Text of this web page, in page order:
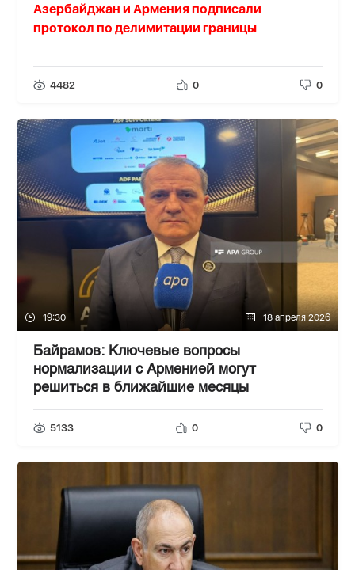
Азербайджан и Армения подписали
протокол по делимитации границы
4482 0 0
19:30 18 апреля 2026
Байрамов: Ключевые вопросы
нормализации с Арменией могут
решиться в ближайшие месяцы
5133 0 0